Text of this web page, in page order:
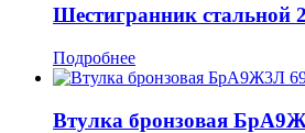
Шестигранник стальной
Подробнее
Втулка бронзовая